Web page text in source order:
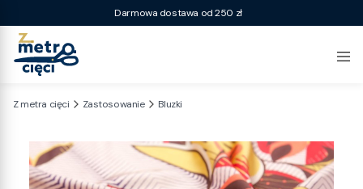
Darmowa dostawa od 250 zł
Z metra cięci Zastosowanie Bluzki